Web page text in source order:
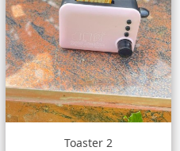
Toaster 2